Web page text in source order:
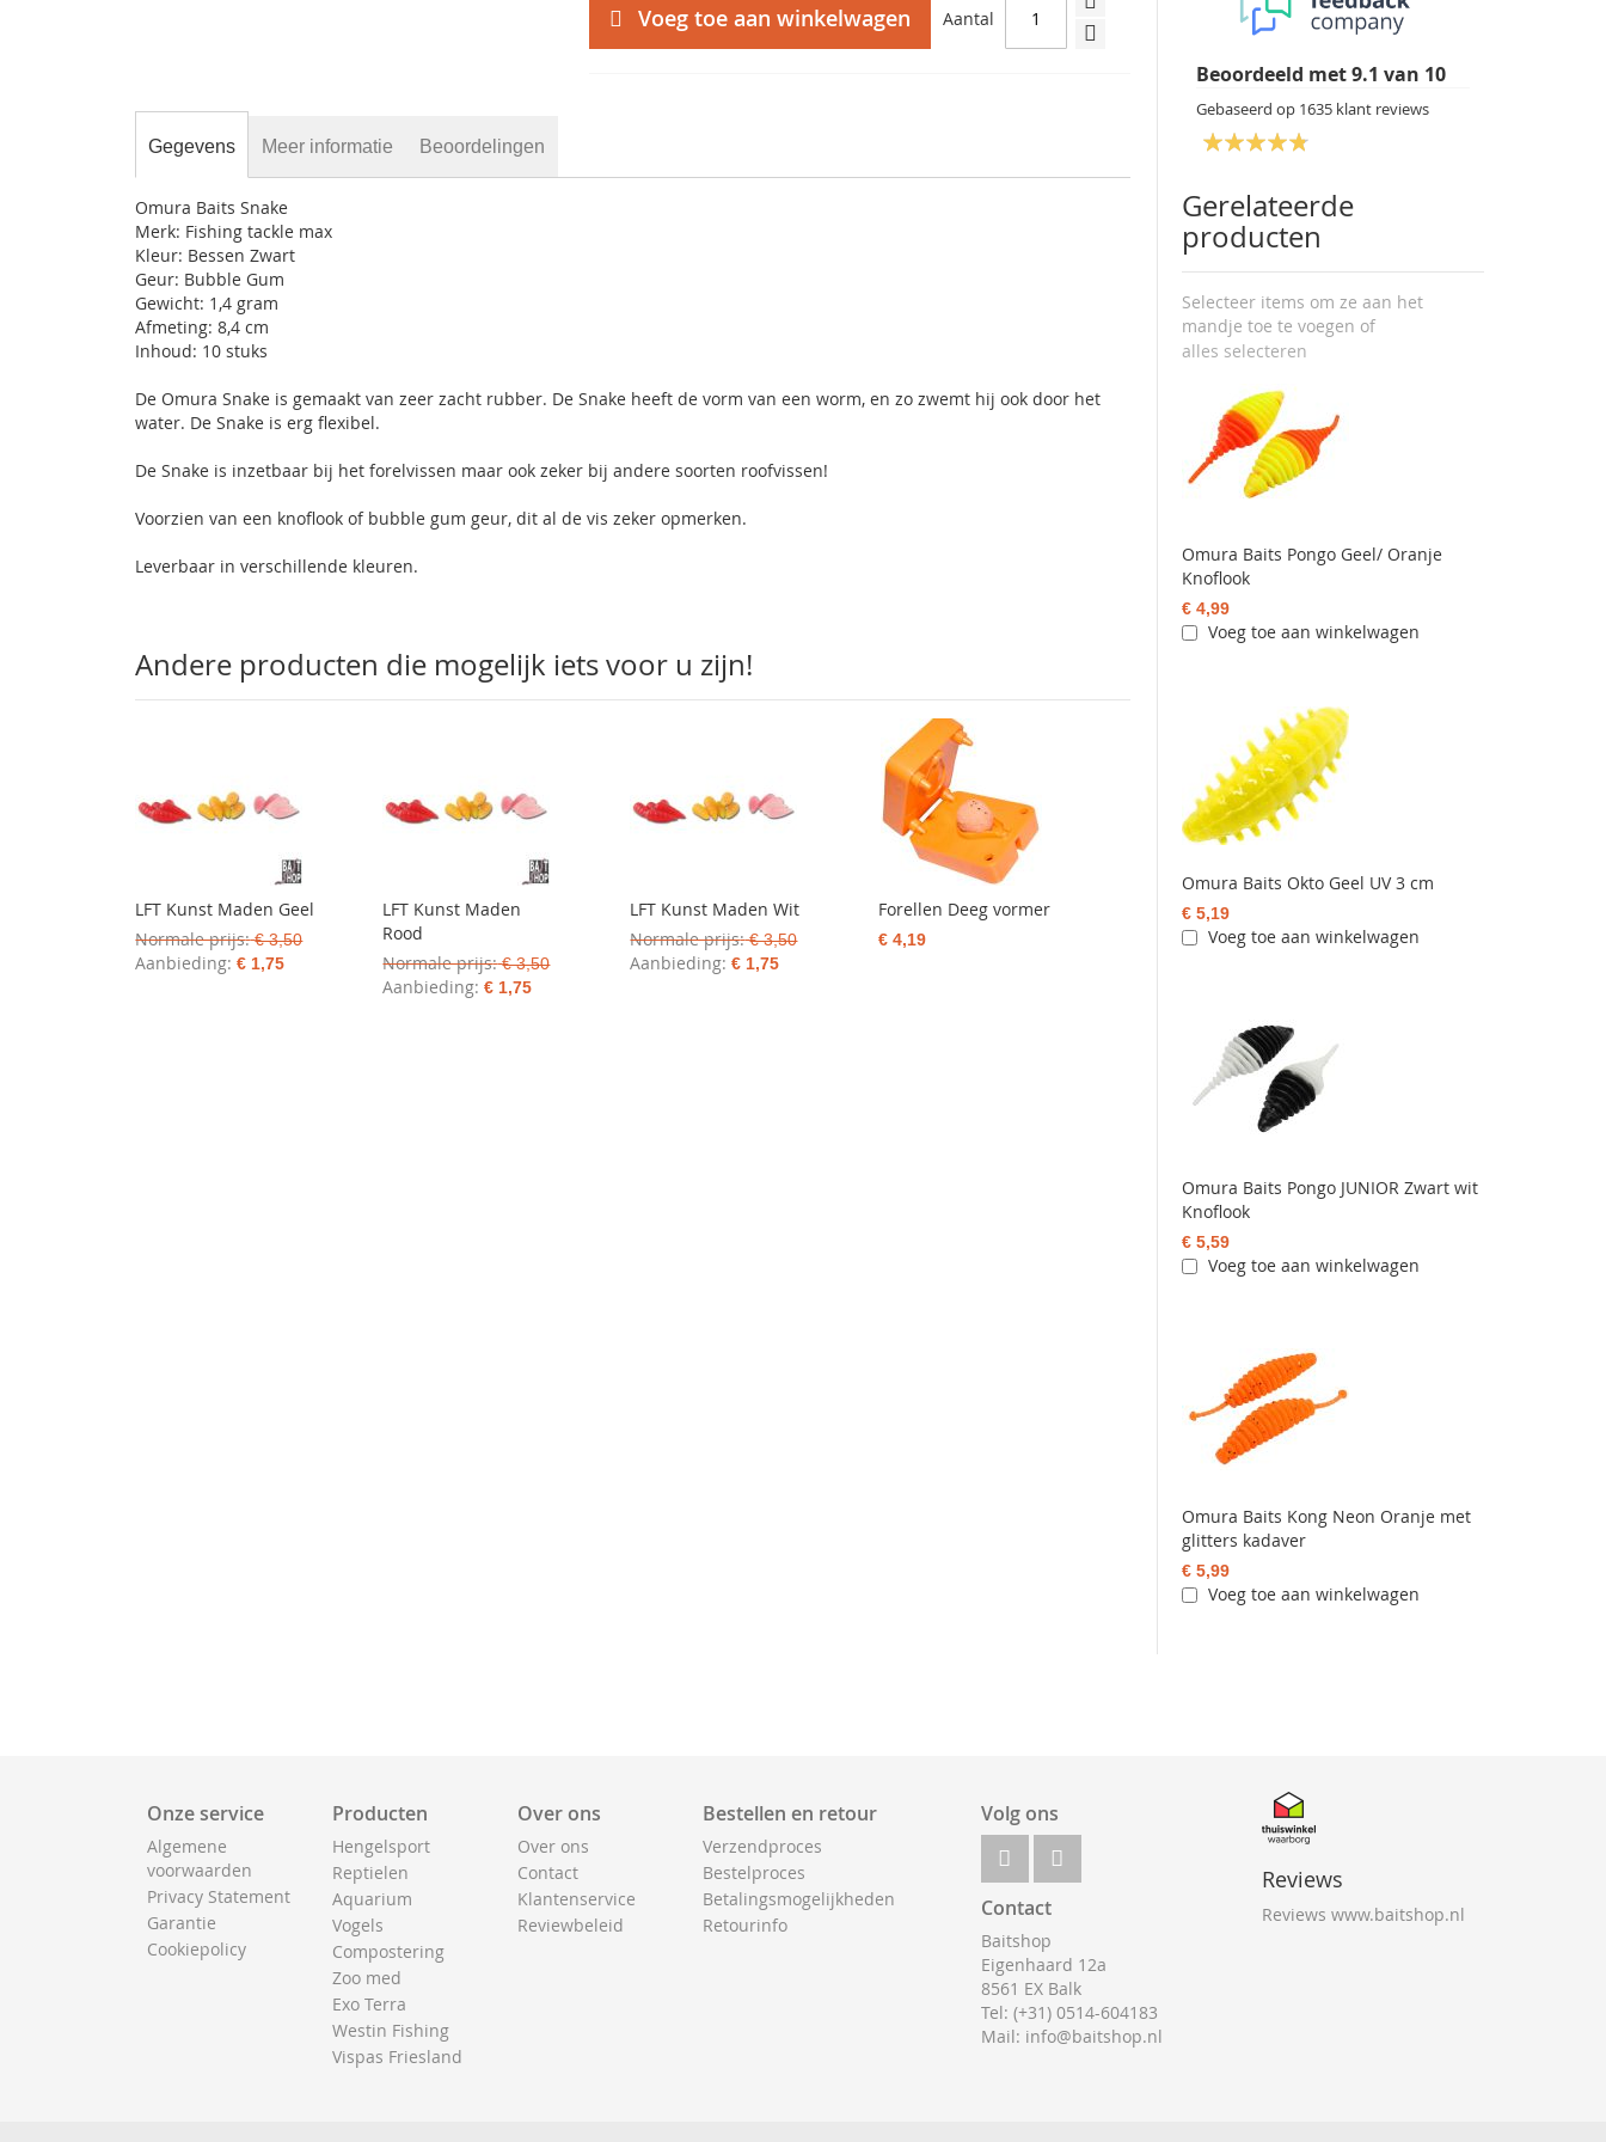
Aantal
Voeg toe aan winkelwagen
Beoordeeld met9.1 van 10
Gebaseerd op 1635 klant reviews
Gerelateerde
producten
Selecteer items om ze aan het
mandje toe te voegen of
alles selecteren
Omura Baits Pongo Geel/ Oranje
Knoflook
€ 4,99
Voeg toe aan winkelwagen
Omura Baits Okto Geel UV 3 cm
€ 5,19
Voeg toe aan winkelwagen
Omura Baits Pongo JUNIOR Zwart wit
Knoflook
€ 5,59
Voeg toe aan winkelwagen
Omura Baits Kong Neon Oranje met
glitters kadaver
€ 5,99
Voeg toe aan winkelwagen
Gegevens
Omura Baits Snake
Merk: Fishing tackle max
Kleur: Bessen Zwart
Geur: Bubble Gum
Gewicht: 1,4 gram
Afmeting: 8,4 cm
Inhoud: 10 stuks
De Omura Snake is gemaakt van zeer zacht rubber. De Snake heeft de vorm van een worm, en zo zwemt hij ook door het
water. De Snake is erg flexibel.
De Snake is inzetbaar bij het forelvissen maar ook zeker bij andere soorten roofvissen!
Voorzien van een knoflook of bubble gum geur, dit al de vis zeker opmerken.
Leverbaar in verschillende kleuren.
Meer informatie Beoordelingen
Andere producten die mogelijk iets voor u zijn!
LFT Kunst Maden Geel
Normale prijs € 3,50
Aanbieding € 1,75
LFT Kunst Maden
Rood
Normale prijs € 3,50
Aanbieding € 1,75
LFT Kunst Maden Wit
Normale prijs € 3,50
Aanbieding € 1,75
Forellen Deeg vormer
€ 4,19
Onze service
Algemene
voorwaarden
Privacy Statement
Garantie
Cookiepolicy
Producten
Hengelsport
Reptielen
Aquarium
Vogels
Compostering
Zoo med
Exo Terra
Westin Fishing
Vispas Friesland
Over ons
Over ons
Contact
Klantenservice
Reviewbeleid
Bestellen en retour
Verzendproces
Bestelproces
Betalingsmogelijkheden
Retourinfo
Volg ons
Contact
Baitshop
Eigenhaard 12a
8561 EX Balk
Tel: (+31) 0514-604183
Mail: info@baitshop.nl
Reviews
Reviews www.baitshop.nl